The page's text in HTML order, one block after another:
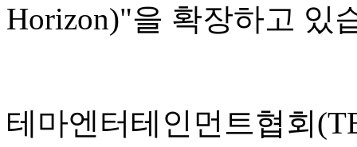
Horizon)"을 확장하고 있
테마엔터테인먼트협회